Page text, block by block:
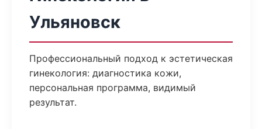
Ульяновск
Профессиональный подход к эстетическая
гинекология: диагностика кожи,
персональная программа, видимый
результат.